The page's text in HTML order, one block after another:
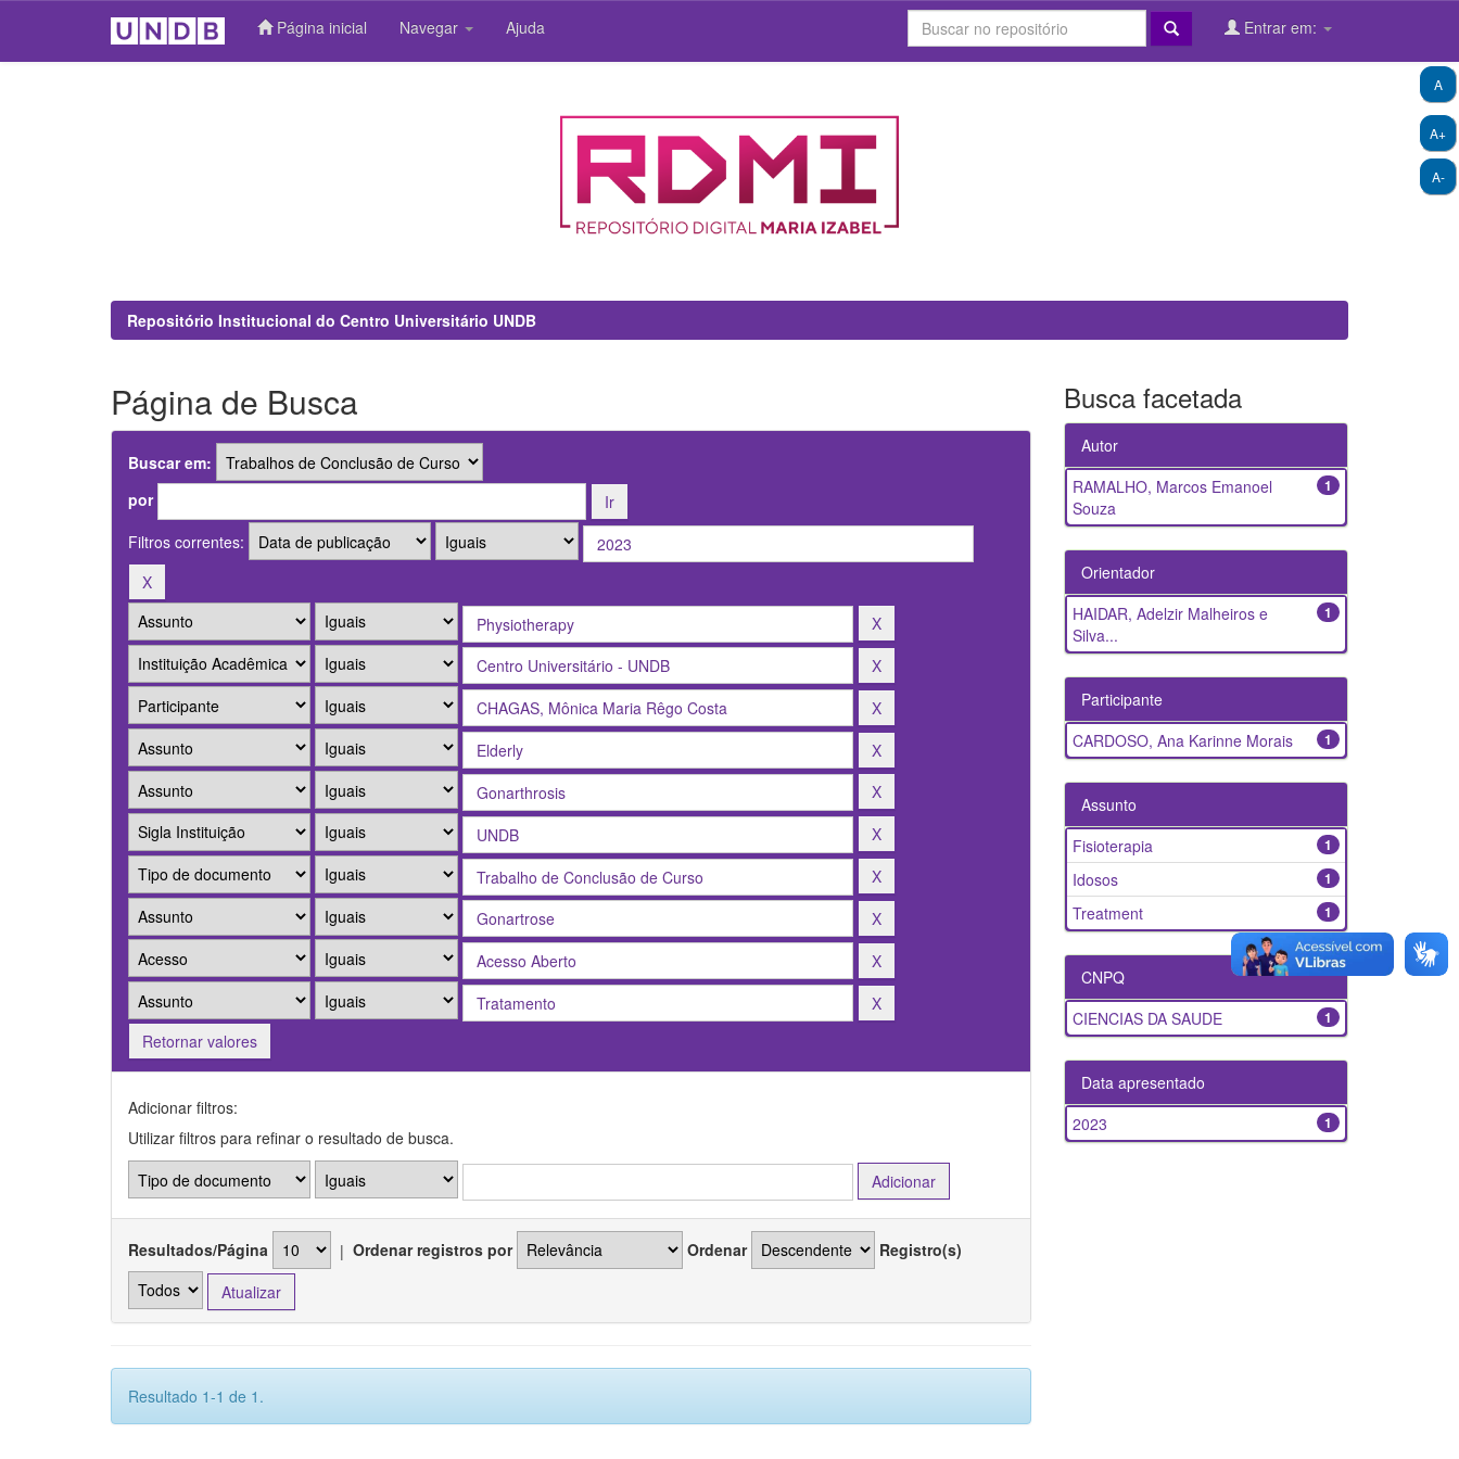
Página inicial Navegar Ajuda Entrar em:
A+
A-
A
Repositório Institucional do Centro Universitário UNDB
Página de Busca
Buscar em:
por
Filtros correntes:
Retornar valores
Adicionar filtros:
Utilizar filtros para refinar o resultado de busca.
Resultados/Página | Ordenar registros por Ordenar Registro(s)
Resultado 1-1 de 1.
Busca facetada
Autor
1
RAMALHO, Marcos Emanoel
Souza
Orientador
1
HAIDAR, Adelzir Malheiros e
Silva...
Participante
1
CARDOSO, Ana Karinne Morais
Assunto
1
Fisioterapia
1
Idosos
1
Treatment
CNPQ
1
CIENCIAS DA SAUDE
Data apresentado
1
2023